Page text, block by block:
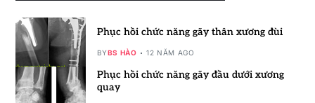
Phục hồi chức năng gãy thân xương đùi
BYBS HÀO 12 NĂM AGO
Phục hồi chức năng gãy đầu dưới xương
quay